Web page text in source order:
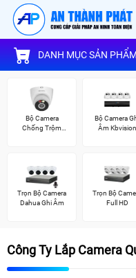
DANH MỤC SẢN
Bộ Camera
Chống Trộm
Bộ Camera
Âm Kbvision
Trọn Bộ Camera
Dahua Ghi Âm
Trọn Bộ
Full HD
Công Ty Lắp Camera